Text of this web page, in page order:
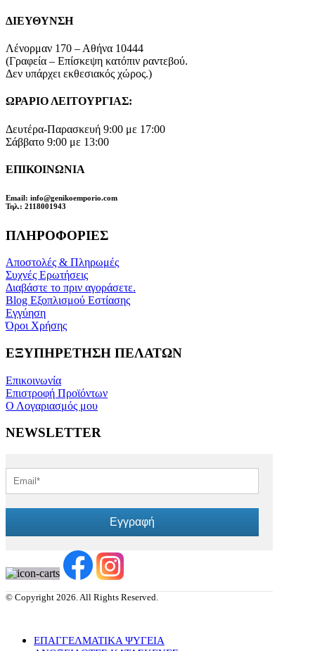
ΔΙΕΥΘΥΝΣΗ
Λένορμαν 170 – Αθήνα 10444
(Γραφεία – Επίσκεψη κατόπιν ραντεβού.
Δεν υπάρχει εκθεσιακός χώρος.)
ΩΡΑΡΙΟ ΛΕΙΤΟΥΡΓΙΑΣ:
Δευτέρα-Παρασκευή 9:00 με 17:00
Σάββατο 9:00 με 13:00
ΕΠΙΚΟΙΝΩΝΙΑ
Email: info@genikoemporio.com
Τηλ.: 2118001943
ΠΛΗΡΟΦΟΡΙΕΣ
Αποστολές & Πληρωμές
Συχνές Ερωτήσεις
Διαβάστε το πριν αγοράσετε.
Blog Εξοπλισμού Εστίασης
Εγγύηση
Όροι Χρήσης
ΕΞΥΠΗΡΕΤΗΣΗ ΠΕΛΑΤΩΝ
Επικοινωνία
Επιστροφή Προϊόντων
Ο Λογαριασμός μου
NEWSLETTER
Εγγραφή
© Copyright 2026. All Rights Reserved.
ΕΠΑΓΓΕΛΜΑΤΙΚΑ ΨΥΓΕΙΑ